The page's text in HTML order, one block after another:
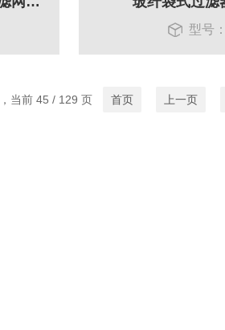
型号
当前 45 / 129 页 首页 上一页